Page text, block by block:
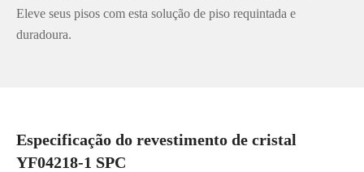
Eleve seus pisos com esta solução de piso requintada e
duradoura.
Especificação do revestimento de cristal
YF04218-1 SPC